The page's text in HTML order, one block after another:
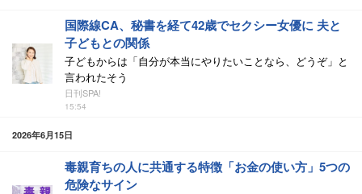
国際線CA、秘書を経て42歳でセクシー女優に 夫と
子どもとの関係
子どもからは「自分が本当にやりたいことなら、どうぞ」と
言われたそう
日刊SPA!
15:54
2026年6月15日
毒親育ちの人に共通する特徴「お金の使い方」5つの
危険なサイン